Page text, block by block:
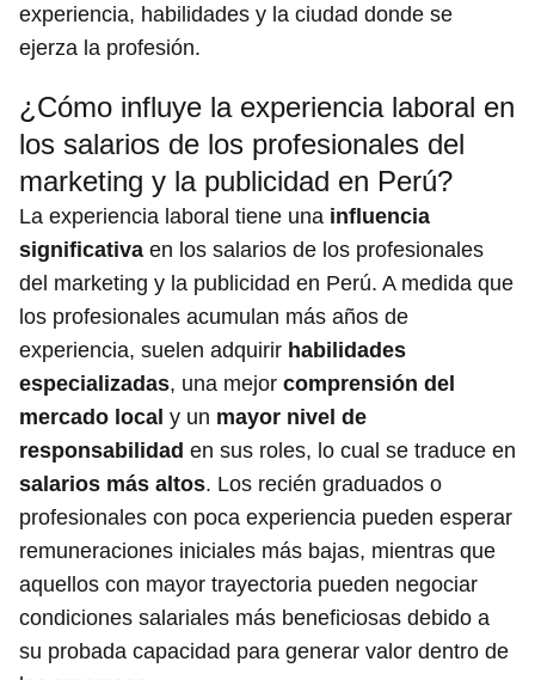
experiencia, habilidades y la ciudad donde se
ejerza la profesión.
¿Cómo influye la experiencia laboral en
los salarios de los profesionales del
marketing y la publicidad en Perú?
La experiencia laboral tiene una influencia
significativa en los salarios de los profesionales
del marketing y la publicidad en Perú. A medida que
los profesionales acumulan más años de
experiencia, suelen adquirir habilidades
especializadas, una mejor comprensión del
mercado local y un mayor nivel de
responsabilidad en sus roles, lo cual se traduce en
salarios más altos. Los recién graduados o
profesionales con poca experiencia pueden esperar
remuneraciones iniciales más bajas, mientras que
aquellos con mayor trayectoria pueden negociar
condiciones salariales más beneficiosas debido a
su probada capacidad para generar valor dentro de